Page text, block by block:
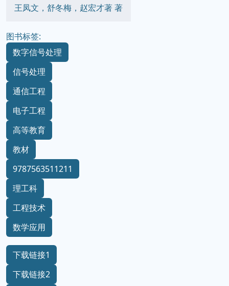
王凤文，舒冬梅，赵宏才著 著
图书标签:
数字信号处理
信号处理
通信工程
电子工程
高等教育
教材
9787563511211
理工科
工程技术
数学应用
下载链接1
下载链接2